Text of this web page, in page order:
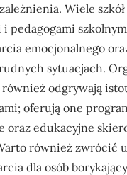
Wiele
i pedagogami
emocjonalnego
sytuacjach.
odgrywają
oferują one
oraz edukacyjne
również zwrócić
dla osób